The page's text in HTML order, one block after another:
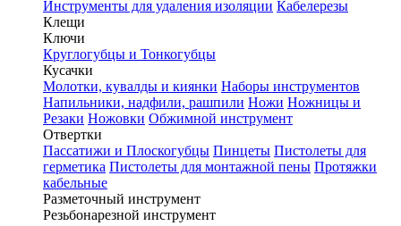
Инструменты для удаления изоляции Кабелерезы
Клещи
Ключи
Круглогубцы и Тонкогубцы
Кусачки
Молотки, кувалды и киянки Наборы инструментов
Напильники, надфили, рашпили Ножи Ножницы и
Резаки Ножовки Обжимной инструмент
Отвертки
Пассатижи и Плоскогубцы Пинцеты Пистолеты для
герметика Пистолеты для монтажной пены Протяжки
кабельные
Разметочный инструмент
Резьбонарезной инструмент